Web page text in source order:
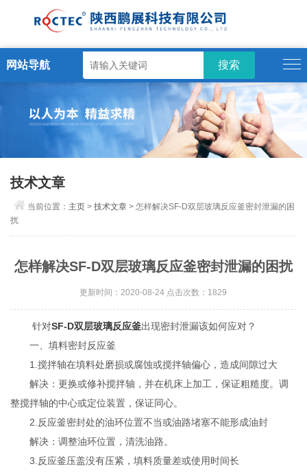
网站导航
技术文章
当前位置： 主页 >技术文章 > 怎样解决SF-D双层玻璃反应釜密封泄漏的困
扰
怎样解决SF-D双层玻璃反应釜密封泄漏的困扰
更新时间：2020-08-24 点击次数：1829
针对SF-D双层玻璃反应釜出现密封泄漏该如何应对？
一、填料密封反应釜
1.搅拌轴在填料处磨损或腐蚀或搅拌轴偏心，造成间隙过大
解决：更换或修补搅拌轴，并在机床上加工，保证粗糙度。调
整搅拌轴的中心或定位装置，保证同心。
2.反应釜密封处的油环位置不当或油路堵塞不能形成油封
解决：调整油环位置，清洗油路。
3.反应釜压盖没有压紧，填料质量差或使用时间长